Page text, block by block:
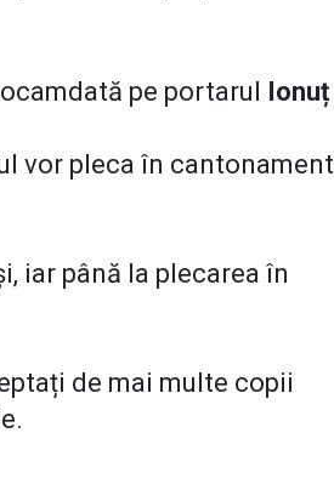
pe portarul
Ionuț
vor pleca în cantonament
iar până la plecarea în
de mai multe copii